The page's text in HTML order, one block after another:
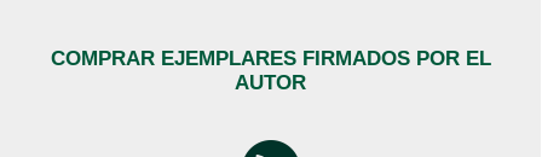
COMPRAR EJEMPLARES FIRMADOS POR EL
AUTOR